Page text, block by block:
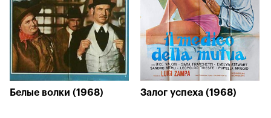
Белые волки (1968) Залог успеха (1968)